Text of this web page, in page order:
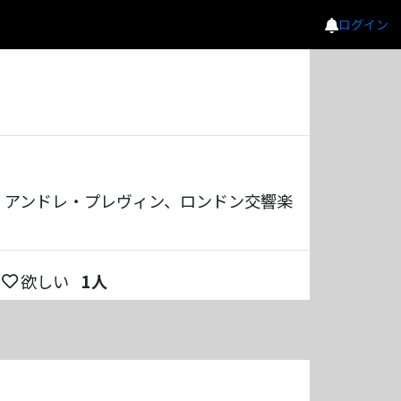
ログイン
ンドレ・プレヴィン、ロンドン交響楽
欲しい 1人